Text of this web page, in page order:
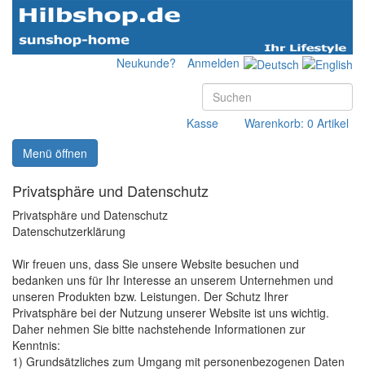
Neukunde? Anmelden
Kasse
Warenkorb: 0 Artikel
Menü öffnen
Privatsphäre und Datenschutz
Privatsphäre und Datenschutz
Datenschutzerklärung
Wir freuen uns, dass Sie unsere Website besuchen und
bedanken uns für Ihr Interesse an unserem Unternehmen und
unseren Produkten bzw. Leistungen. Der Schutz Ihrer
Privatsphäre bei der Nutzung unserer Website ist uns wichtig.
Daher nehmen Sie bitte nachstehende Informationen zur
Kenntnis:
1) Grundsätzliches zum Umgang mit personenbezogenen Daten